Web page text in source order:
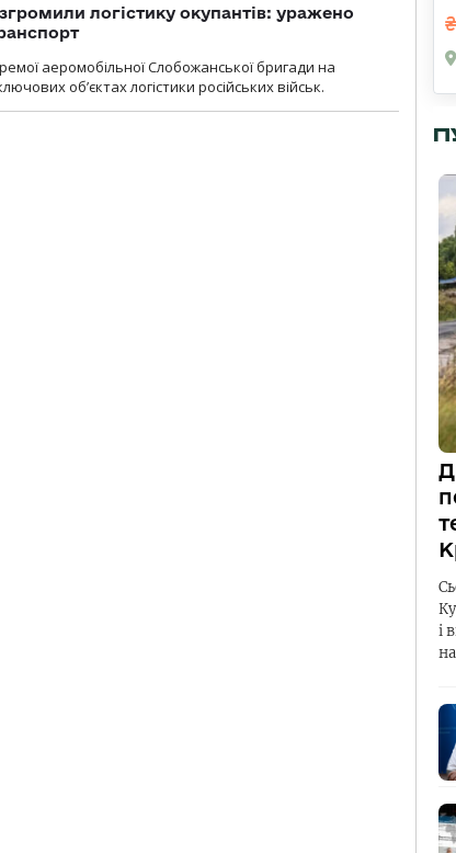
логістику окупантів: уражено
аеромобільної Слобожанської бригади на
об’єктах логістики російських військ.
і